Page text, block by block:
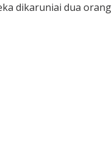
dikaruniai dua